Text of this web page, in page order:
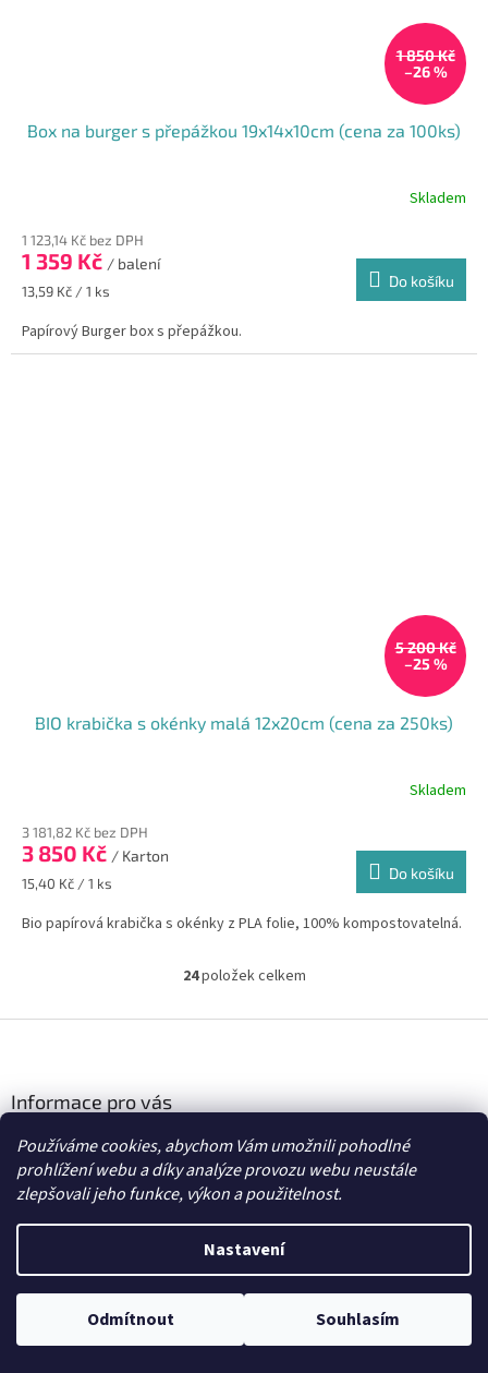
Používáme cookies, abychom Vám umožnili pohodlné
prohlížení webu a díky analýze provozu webu neustále
zlepšovali jeho funkce, výkon a použitelnost.
Nastavení
Odmítnout Souhlasím
1 850 Kč
–26 %
Box na burger s přepážkou 19x14x10cm (cena za 100ks)
Skladem
1 123,14 Kč bez DPH
1 359 Kč / balení
Měrná
13,59 Kč / 1 ks
Do košíku
Papírový Burger box s přepážkou.
5 200 Kč
–25 %
BIO krabička s okénky malá 12x20cm (cena za 250ks)
Skladem
3 181,82 Kč bez DPH
3 850 Kč / Karton
Měrná
15,40 Kč / 1 ks
Do košíku
Bio papírová krabička s okénky z PLA folie, 100% kompostovatelná.
O
l
c
p
r
v
k
y
v
ý
p
s
24položek celkem
a
t
Informace pro vás
Kontakty
Doprava a platba
Obchodní podmínky
Reklamační řád
Zásady používání souborů cookies
Podmínky ochrany osobních údajů